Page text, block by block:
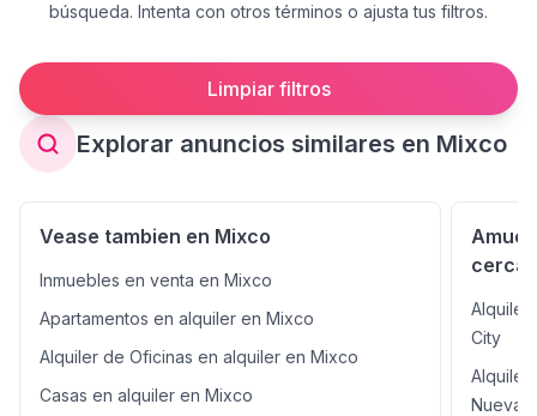
búsqueda. Intenta con otros términos o ajusta tus filtros.
Limpiar filtros
Explorar anuncios similares en Mixco
Vease tambien en Mixco
Inmuebles en venta en Mixco
Apartamentos en alquiler en Mixco
Alquiler de Oficinas en alquiler en Mixco
Casas en alquiler en Mixco
City
Nueva